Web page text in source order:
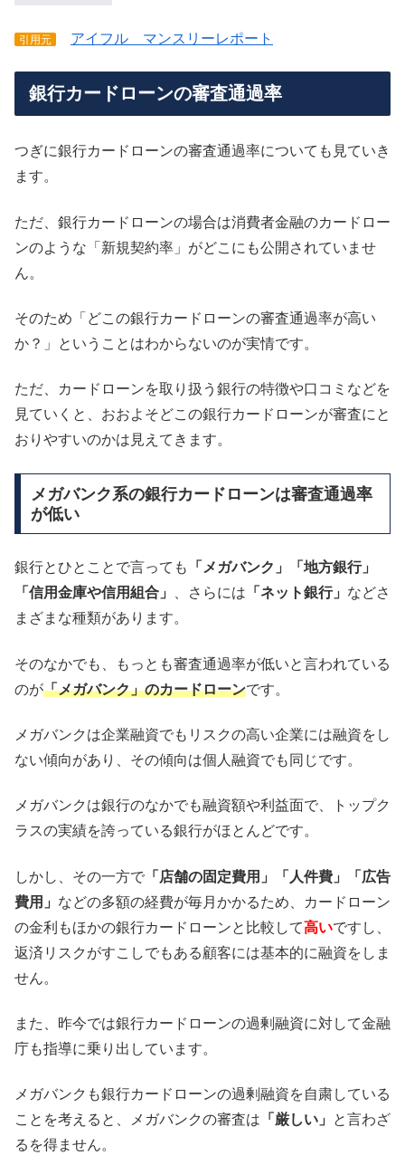
引用元 アイフル マンスリーレポート
銀行カードローンの審査通過率
つぎに銀行カードローンの審査通過率についても見ていき
ます。
ただ、銀行カードローンの場合は消費者金融のカードロー
ンのような「新規契約率」がどこにも公開されていませ
ん。
そのため「どこの銀行カードローンの審査通過率が高い
か？」ということはわからないのが実情です。
ただ、カードローンを取り扱う銀行の特徴や口コミなどを
見ていくと、おおよそどこの銀行カードローンが審査にと
おりやすいのかは見えてきます。
メガバンク系の銀行カードローンは審査通過率
が低い
銀行とひとことで言っても
「メガバンク」「地方銀行」
「信用金庫や信用組合」
、さらには 「ネット銀行」 などさ
まざまな種類があります。
そのなかでも、もっとも審査通過率が低いと言われている
のが「メガバンク」のカードローンです。
メガバンクは企業融資でもリスクの高い企業には融資をし
ない傾向があり、その傾向は個人融資でも同じです。
メガバンクは銀行のなかでも融資額や利益面で、トップク
ラスの実績を誇っている銀行がほとんどです。
しかし、その一方で 「店舗の固定費用」「人件費」「広告
費用」 などの多額の経費が毎月かかるため、カードローン
の金利もほかの銀行カードローンと比較して高いですし、
返済リスクがすこしでもある顧客には基本的に融資をしま
せん。
また、昨今では銀行カードローンの過剰融資に対して金融
庁も指導に乗り出しています。
メガバンクも銀行カードローンの過剰融資を自粛している
ことを考えると、メガバンクの審査は 「厳しい」
と言わざ
るを得ません。